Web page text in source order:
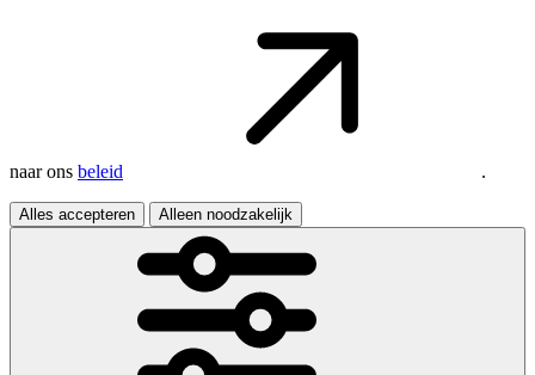
naar ons beleid .
Alles accepteren Alleen noodzakelijk